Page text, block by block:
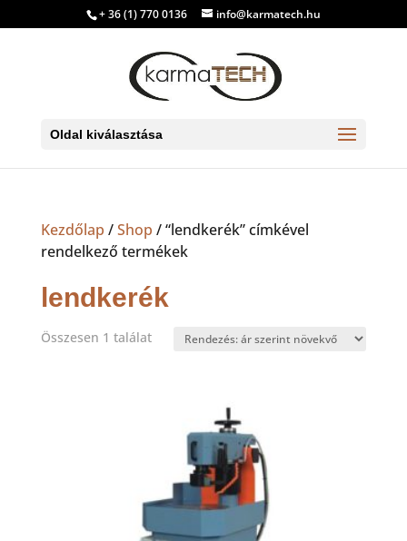
+ 36 (1) 770 0136 info@karmatech.hu
Oldal kiválasztása
Kezdőlap /Shop / “lendkerék” címkével
rendelkező termékek
lendkerék
Összesen 1 találat